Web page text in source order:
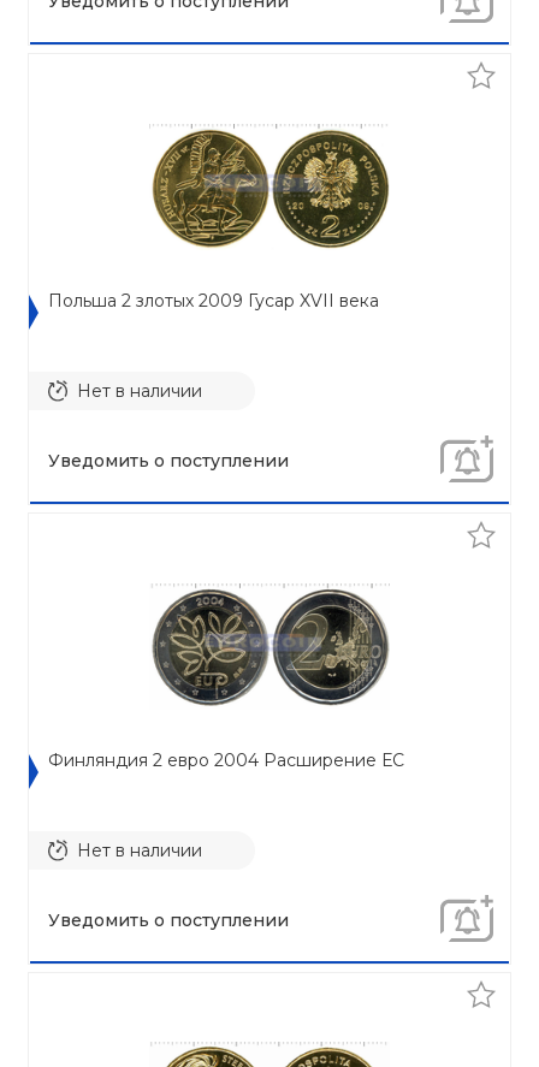
Польша 2 злотых 2009 Гусар XVII века
Нет в наличии
Уведомить о поступлении
Финляндия 2 евро 2004 Расширение ЕС
Нет в наличии
Уведомить о поступлении